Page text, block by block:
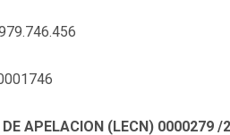
DE APELACION (LECN) 0000279 /